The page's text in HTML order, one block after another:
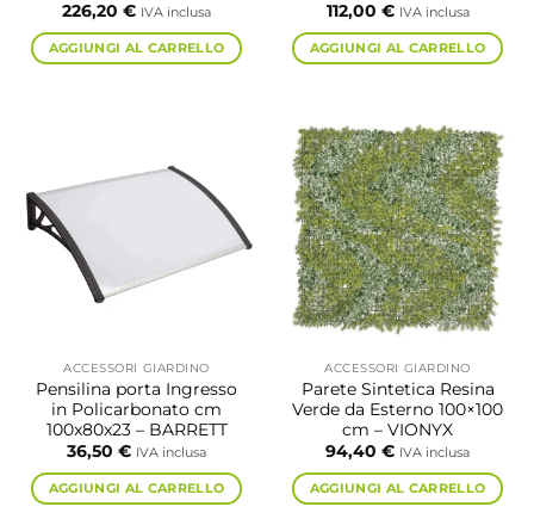
226,20 € IVA inclusa
AGGIUNGI AL CARRELLO
112,00 € IVA inclusa
AGGIUNGI AL CARRELLO
ACCESSORI GIARDINO
Pensilina porta Ingresso
in Policarbonato cm
100x80x23 – BARRETT
36,50 € IVA inclusa
AGGIUNGI AL CARRELLO
ACCESSORI GIARDINO
Parete Sintetica Resina
Verde da Esterno 100×100
cm – VIONYX
94,40 € IVA inclusa
AGGIUNGI AL CARRELLO